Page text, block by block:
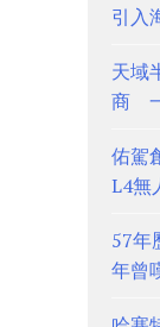
引入
天域
商
佑駕
L4無
57年
年曾